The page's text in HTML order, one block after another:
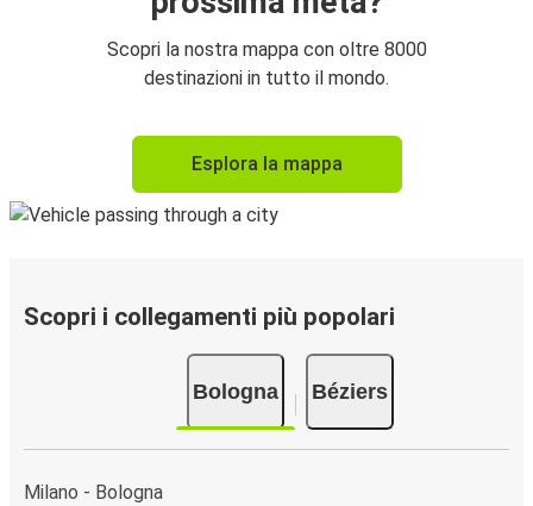
Scopri la nostra mappa con oltre 8000
destinazioni in tutto il mondo.
Esplora la mappa
Scopri i collegamenti più popolari
Bologna Béziers
Milano - Bologna